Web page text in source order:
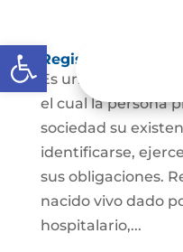
Abrir barra de
Registro Civil de
Es un documento
el cual la persona
sociedad su
identificarse,
sus obligaciones.
nacido vivo dado
hospitalario,...